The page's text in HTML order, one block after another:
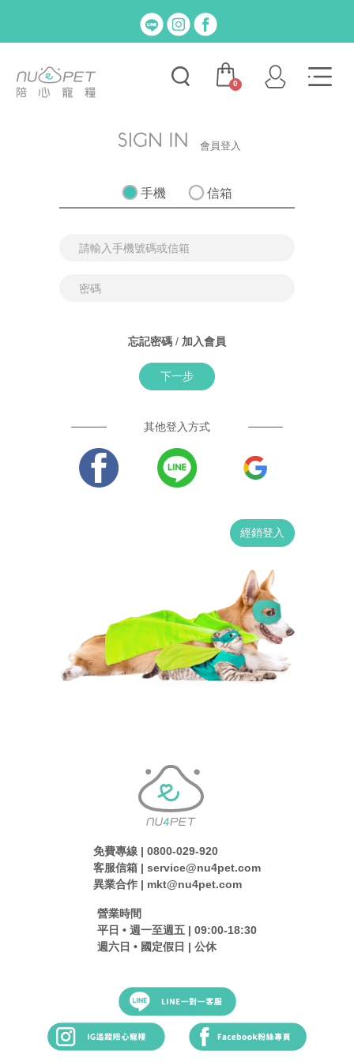
0
會員登入
手機 信箱
忘記密碼 / 加入會員
下一步
其他登入方式
經銷登入
免費專線 | 0800-029-920
客服信箱 | service@nu4pet.com
異業合作 | mkt@nu4pet.com
營業時間
平日 • 週一至週五 | 09:00-18:30
週六日 • 國定假日 | 公休